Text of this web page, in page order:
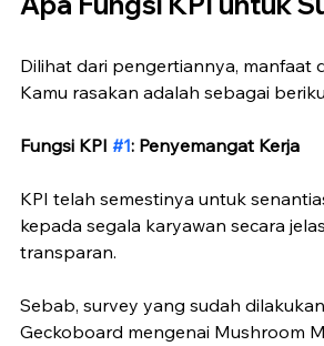
Dilihat dari pengertiannya, manfaat
Kamu rasakan adalah sebagai
Fungsi KPI #1: Penyemangat Kerja
KPI telah semestinya untuk
kepada segala karyawan secara
transparan.
Sebab, survey yang sudah
Geckoboard mengenai Mushroom